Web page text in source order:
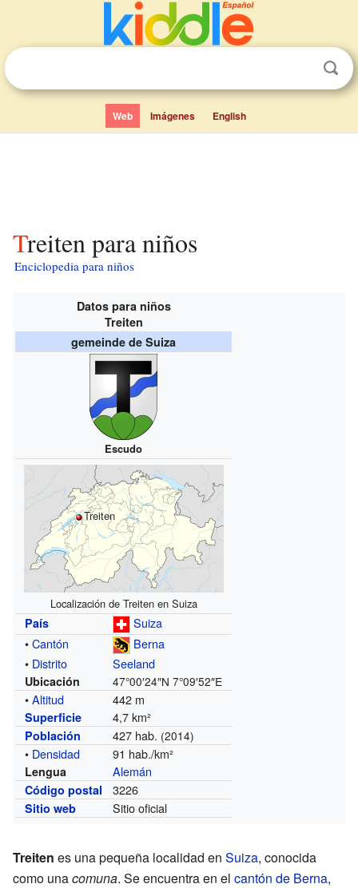
Web Imágenes English
Treiten para niños
Enciclopedia para niños
Datos para niños
Treiten
gemeinde de Suiza
Escudo
Treiten
Localización de Treiten en Suiza
País
Suiza
•Cantón
Berna
• Distrito Seeland
Ubicación 47°00′24″N 7°09′52″E
•Altitud 442 m
Superficie 4,7 km²
Población 427 hab. (2014)
• Densidad 91 hab./km²
Lengua Alemán
Código postal 3226
Sitio web Sitio oficial
Treiten es una pequeña localidad en Suiza, conocida
como unacomuna. Se encuentra en el cantón de Berna,